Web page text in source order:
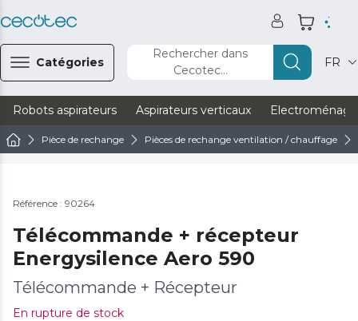
Catégories
Rechercher dans
Cecotec...
FR
Robots aspirateurs Aspirateurs verticaux
Pièce de rechange Pièces de rechange ventilation / chauffage
Référence : 90264
Télécommande + récepteur
Energysilence Aero 590
Télécommande + Récepteur
En rupture de stock